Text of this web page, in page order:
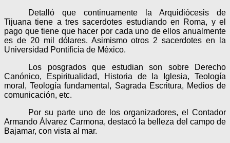
Detalló que continuamente la Arquidiócesis de
Tijuana tiene a tres sacerdotes estudiando en Roma, y el
pago que tiene que hacer por cada uno de ellos anualmente
es de 20 mil dólares. Asimismo otros 2 sacerdotes en la
Universidad Pontificia de México.
Los posgrados que estudian son sobre Derecho
Canónico, Espiritualidad, Historia de la Iglesia, Teología
moral, Teología fundamental, Sagrada Escritura, Medios de
comunicación, etc.
Por su parte uno de los organizadores, el Contador
Armando Álvarez Carmona, destacó la belleza del campo de
Bajamar, con vista al mar.